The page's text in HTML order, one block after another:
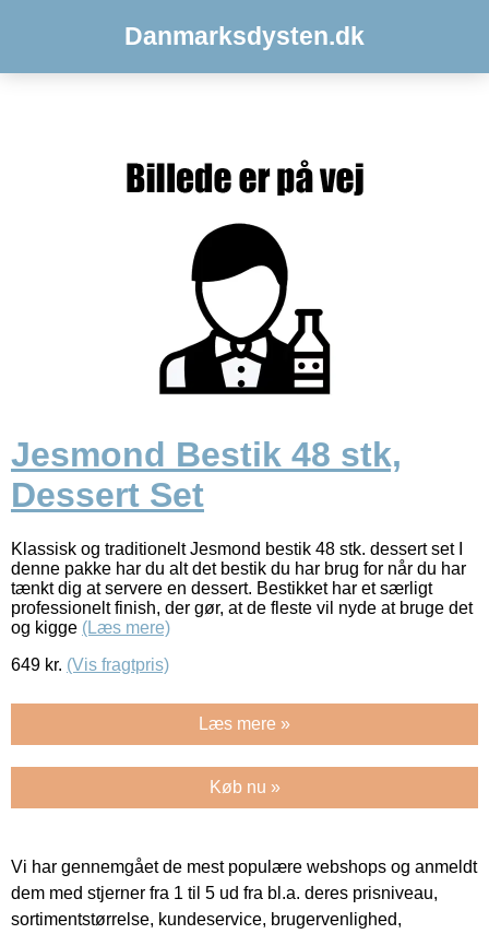
Danmarksdysten.dk
Jesmond Bestik 48 stk,
Dessert Set
Klassisk og traditionelt Jesmond bestik 48 stk. dessert set I
denne pakke har du alt det bestik du har brug for når du har
tænkt dig at servere en dessert. Bestikket har et særligt
professionelt finish, der gør, at de fleste vil nyde at bruge det
og kigge (Læs mere)
649 kr. (Vis fragtpris)
Læs mere »
Køb nu »
Vi har gennemgået de mest populære webshops og anmeldt
dem med stjerner fra 1 til 5 ud fra bl.a. deres prisniveau,
sortimentstørrelse, kundeservice, brugervenlighed,